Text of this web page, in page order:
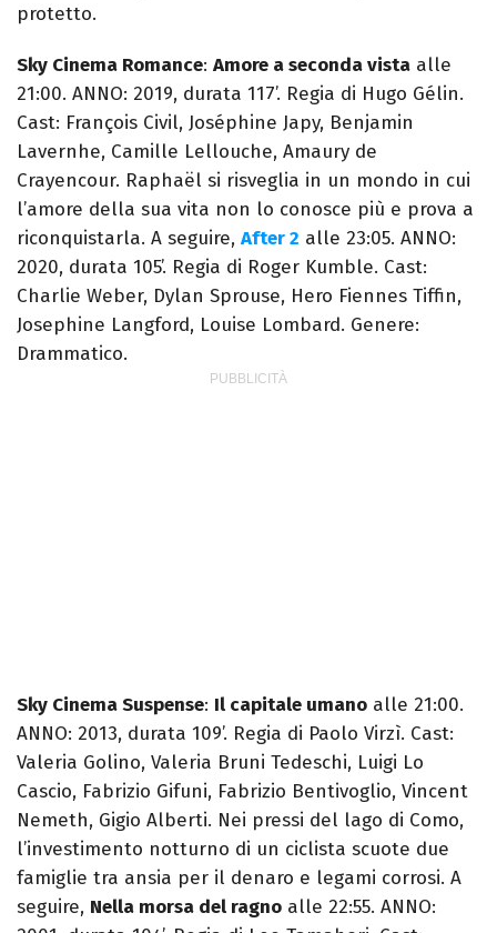
protetto.
Sky Cinema Romance: Amore a seconda vista alle
21:00. ANNO: 2019, durata 117’. Regia di Hugo Gélin.
Cast: François Civil, Joséphine Japy, Benjamin
Lavernhe, Camille Lellouche, Amaury de
Crayencour. Raphaël si risveglia in un mondo in cui
l’amore della sua vita non lo conosce più e prova a
riconquistarla. A seguire, After 2 alle 23:05. ANNO:
2020, durata 105’. Regia di Roger Kumble. Cast:
Charlie Weber, Dylan Sprouse, Hero Fiennes Tiffin,
Josephine Langford, Louise Lombard. Genere:
Drammatico.
Sky Cinema Suspense: Il capitale umano alle 21:00.
ANNO: 2013, durata 109’. Regia di Paolo Virzì. Cast:
Valeria Golino, Valeria Bruni Tedeschi, Luigi Lo
Cascio, Fabrizio Gifuni, Fabrizio Bentivoglio, Vincent
Nemeth, Gigio Alberti. Nei pressi del lago di Como,
l’investimento notturno di un ciclista scuote due
famiglie tra ansia per il denaro e legami corrosi. A
seguire, Nella morsa del ragno alle 22:55. ANNO: